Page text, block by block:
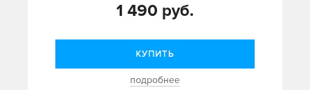
1 490 руб.
КУПИТЬ
подробнее